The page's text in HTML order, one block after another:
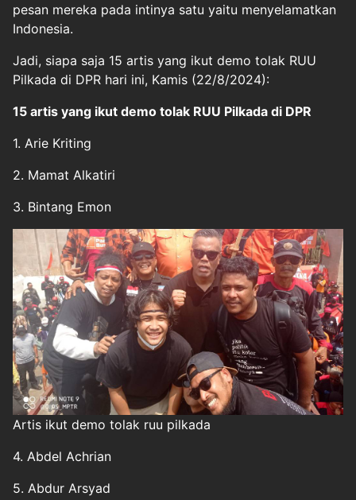
pesan mereka pada intinya satu yaitu menyelamatkan
Indonesia.
Jadi, siapa saja 15 artis yang ikut demo tolak RUU
Pilkada di DPR hari ini, Kamis (22/8/2024):
15 artis yang ikut demo tolak RUU Pilkada di DPR
1. Arie Kriting
2. Mamat Alkatiri
3. Bintang Emon
Artis ikut demo tolak ruu pilkada
4. Abdel Achrian
5. Abdur Arsyad